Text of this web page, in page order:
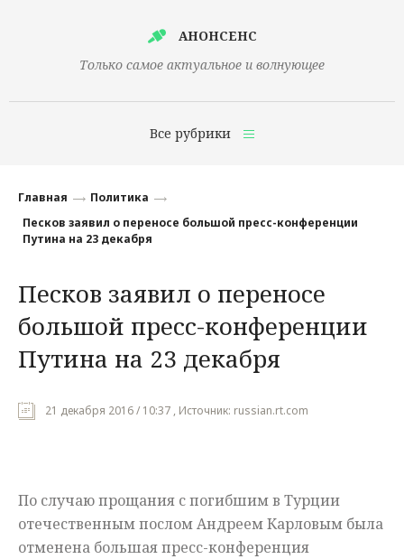
АНОНСЕНС
Только самое актуальное и волнующее
Все рубрики
Финансы
Наука
Культура
Общество
Главная
Политика
Песков заявил о переносе большой пресс-конференции
Путина на 23 декабря
Песков заявил о переносе
большой пресс-конференции
Путина на 23 декабря
21 декабря 2016 / 10:37 , Источник: russian.rt.com
По случаю прощания с погибшимв Турции
отечественным послом Андреем Карловым была
отменена большая пресс-конференция